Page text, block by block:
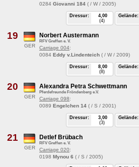
0284 Giovanni 184 ( / W / 2005)
Gelände:
Dressur:
4,00
(4)
19
GER
Norbert Austermann
RFV Greffen e. V.
Carriage 004:
0084 Eddy v.Lindenteich ( / W / 2009)
Gelände:
Dressur:
8,00
(8)
20
GER
Alexandra Petra Schwettmann
Pferdefreunde Fröndenberg e.V.
Carriage 098:
0089 Engelchen 14 ( / S / 2001)
Gelände:
Dressur:
3,00
(3)
21
GER
Detlef Brübach
RFV Greffen e. V.
Carriage 020:
0198 Mynou 6 ( / S / 2005)